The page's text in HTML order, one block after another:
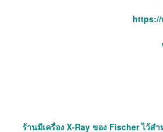
https://
ร้านมีเครื่อง X-Ray ของ Fischer ไว้ส